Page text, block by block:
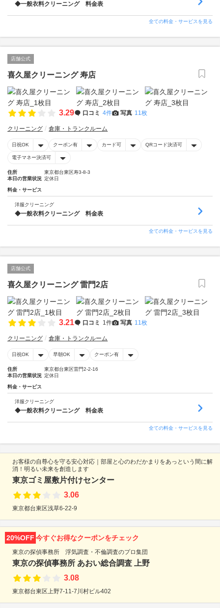
◆一般衣料クリーニング 料金表
全ての料金・サービスを見る
店舗公式
喜久屋クリーニング 寿店
3.29 口コミ 4件 写真 11枚
クリーニング 倉庫・トランクルーム
日祝OK クーポン有 カード可 QRコード決済可
電子マネー決済可
住所
東京都台東区寿3-8-3
本日の営業状況 定休日
料金・サービス
洋服クリーニング
◆一般衣料クリーニング 料金表
全ての料金・サービスを見る
店舗公式
喜久屋クリーニング 雷門2店
3.21 口コミ 1件 写真 11枚
クリーニング 倉庫・トランクルーム
日祝OK 早朝OK クーポン有
住所
東京都台東区雷門2-2-16
本日の営業状況 定休日
料金・サービス
洋服クリーニング
◆一般衣料クリーニング 料金表
全ての料金・サービスを見る
お客様の自尊心を守る安心対応｜部屋と心のわだかまりをあっという間に解
消！明るい未来を創造します
東京ゴミ屋敷片付けセンター
3.06
東京都台東区浅草6-22-9
20%OFF 今すぐお得なクーポンをチェック
東京の探偵事務所 浮気調査・不倫調査のプロ集団
東京の探偵事務所 あおい総合調査 上野
3.08
東京都台東区上野7-11-7川村ビル402